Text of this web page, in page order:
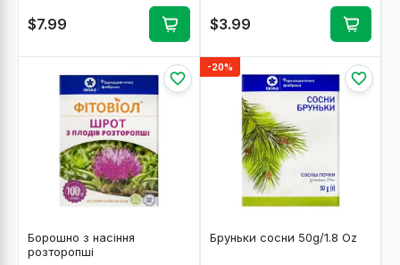
$7.99 $3.99
Борошно з насіння
розторопші
-20%
Бруньки сосни 50g/1.8 Oz